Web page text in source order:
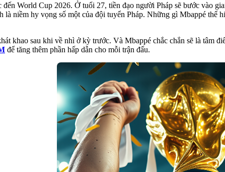
World Cup 2026. Ở tuổi 27, tiền đạo người Pháp sẽ bước vào
là niềm hy vọng số một của đội tuyển Pháp. Những gì Mbappé thể
khao sau khi về nhì ở kỳ trước. Và Mbappé chắc chắn sẽ là tâm
để tăng thêm phần hấp dẫn cho mỗi trận đấu.